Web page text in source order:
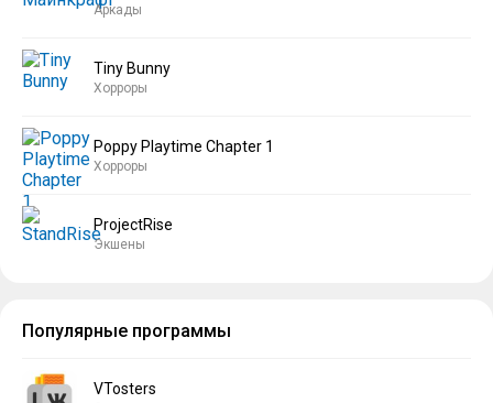
Аркады
Tiny Bunny
Хорроры
Poppy Playtime Chapter 1
Хорроры
ProjectRise
Экшены
Популярные программы
VTosters